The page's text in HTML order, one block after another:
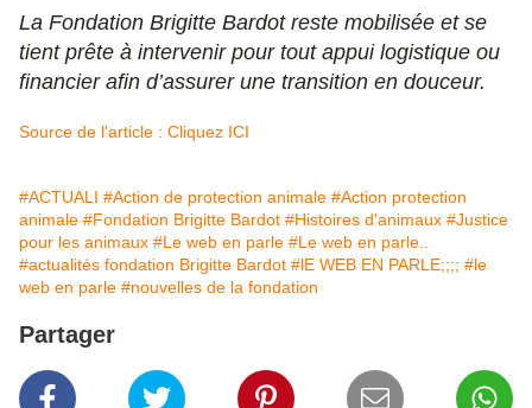
La Fondation Brigitte Bardot reste mobilisée et se
tient prête à intervenir pour tout appui logistique ou
financier afin d’assurer une transition en douceur.
Source de l'article : Cliquez ICI
#ACTUALI #Action de protection animale #Action protection
animale #Fondation Brigitte Bardot #Histoires d'animaux #Justice
pour les animaux #Le web en parle #Le web en parle..
#actualités fondation Brigitte Bardot #lE WEB EN PARLE;;;; #le
web en parle #nouvelles de la fondation
Partager